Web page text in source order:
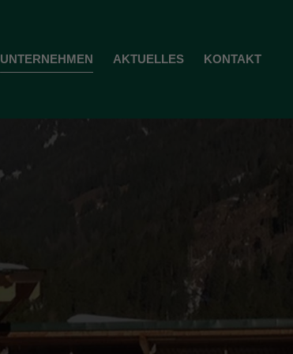
existiert leider nicht.
UNTERNEHMEN AKTUELLES KONTAKT